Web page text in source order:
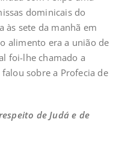
dominicais do
às sete da manhã em
alimento era a união de
foi-lhe chamado a
sobre a Profecia de
de Judá e de